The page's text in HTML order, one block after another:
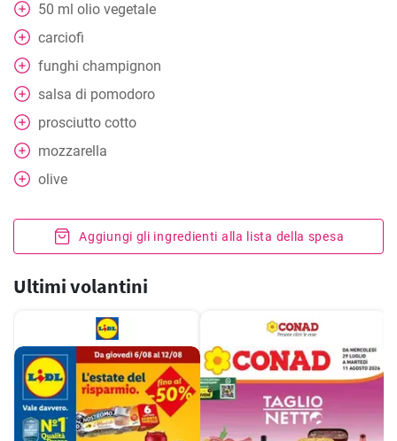
50 ml olio vegetale
carciofi
funghi champignon
salsa di pomodoro
prosciutto cotto
mozzarella
olive
Aggiungi gli ingredienti alla lista della spesa
Ultimi volantini